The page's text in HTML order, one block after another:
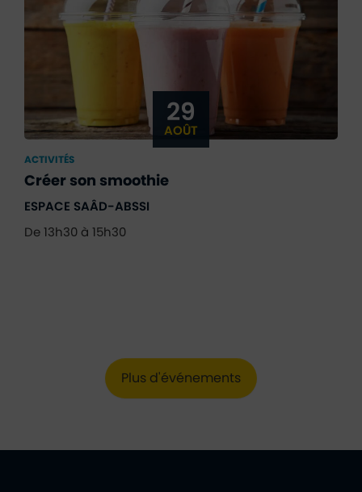
29
AOÛT
ACTIVITÉS
Créer son smoothie
ESPACE SAÂD-ABSSI
De 13h30 à 15h30
Plus d'événements